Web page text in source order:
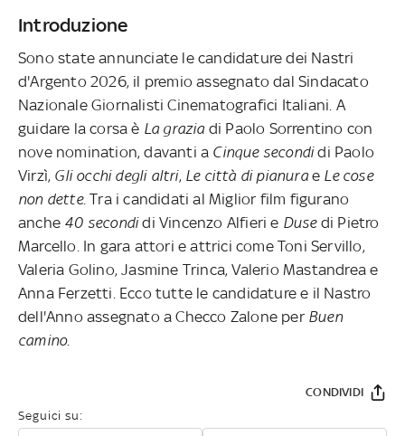
Introduzione
Sono state annunciate le candidature dei Nastri
d'Argento 2026, il premio assegnato dal Sindacato
Nazionale Giornalisti Cinematografici Italiani. A
guidare la corsa è La graziadi Paolo Sorrentino con
nove nomination, davanti a Cinque secondidi Paolo
Virzì, Gli occhi degli altri, Le città di pianurae Le cose
non dette. Tra i candidati al Miglior film figurano
anche 40 secondidi Vincenzo Alfieri e Dusedi Pietro
Marcello. In gara attori e attrici come Toni Servillo,
Valeria Golino, Jasmine Trinca, Valerio Mastandrea e
Anna Ferzetti. Ecco tutte le candidature e il Nastro
dell'Anno assegnato a Checco Zalone per Buen
camino.
Seguici su:
CONDIVIDI